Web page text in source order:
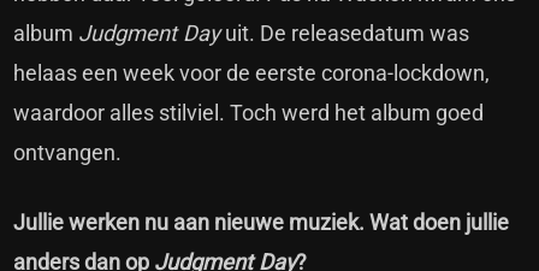
album Judgment Dayuit. De releasedatum was
helaas een week voor de eerste corona-lockdown,
waardoor alles stilviel. Toch werd het album goed
ontvangen.
Jullie werken nu aan nieuwe muziek. Wat doen jullie
anders dan op Judgment Day?